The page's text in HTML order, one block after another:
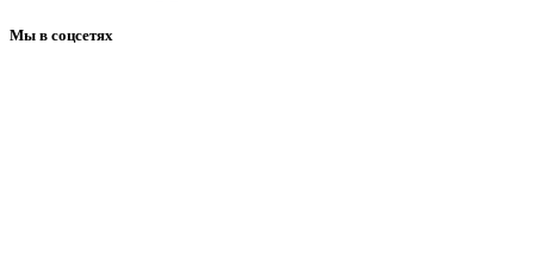
Мы в соцсетях